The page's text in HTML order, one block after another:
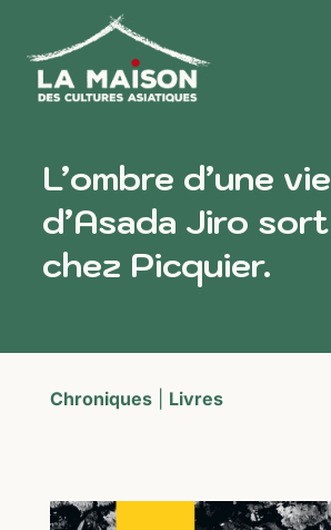
L’ombre d’une vie
d’Asada Jiro sort
chez Picquier.
Chroniques| Livres